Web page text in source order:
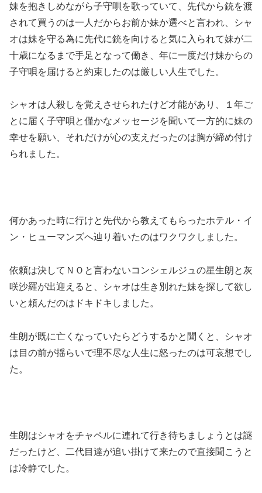
妹を抱きしめながら子守唄を歌っていて、先代から銃を渡
されて買うのは一人だからお前か妹か選べと言われ、シャ
オは妹を守る為に先代に銃を向けると気に入られて妹が二
十歳になるまで手足となって働き、年に一度だけ妹からの
子守唄を届けると約束したのは厳しい人生でした。
シャオは人殺しを覚えさせられたけど才能があり、１年ご
とに届く子守唄と僅かなメッセージを聞いて一方的に妹の
幸せを願い、それだけが心の支えだったのは胸が締め付け
られました。
何かあった時に行けと先代から教えてもらったホテル・イ
ン・ヒューマンズへ辿り着いたのはワクワクしました。
依頼は決してＮＯと言わないコンシェルジュの星生朗と灰
咲沙羅が出迎えると、シャオは生き別れた妹を探して欲し
いと頼んだのはドキドキしました。
生朗が既に亡くなっていたらどうするかと聞くと、シャオ
は目の前が揺らいで理不尽な人生に怒ったのは可哀想でし
た。
生朗はシャオをチャペルに連れて行き待ちましょうとは謎
だったけど、二代目達が追い掛けて来たので直接聞こうと
は冷静でした。